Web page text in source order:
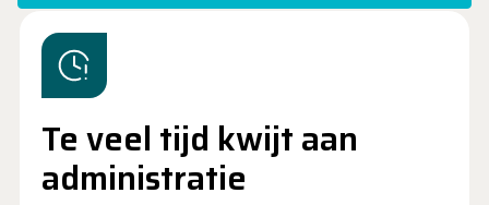
Te veel tijd kwijt aan
administratie